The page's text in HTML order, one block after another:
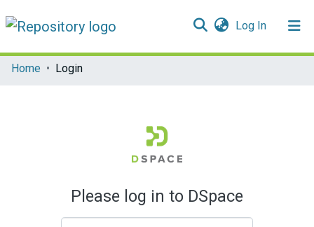
Log In(current)
Communities & Collections
Home Login
Please log in to DSpace